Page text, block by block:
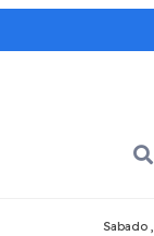
Sabado